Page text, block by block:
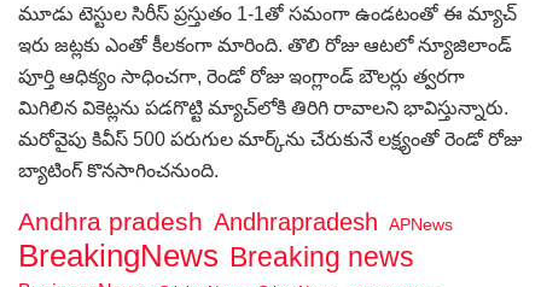
మూడు టెస్టుల సిరీస్ ప్రస్తుతం 1-1తో సమంగా ఉండటంతో ఈ మ్యాచ్
ఇరు జట్లకు ఎంతో కీలకంగా మారింది. తొలి రోజు ఆటలో న్యూజిలాండ్
పూర్తి ఆధిక్యం సాధించగా, రెండో రోజు ఇంగ్లాండ్ బౌలర్లు త్వరగా
మిగిలిన వికెట్లను పడగొట్టి మ్యాచ్‌లోకి తిరిగి రావాలని భావిస్తున్నారు.
మరోవైపు కివీస్ 500 పరుగుల మార్క్‌ను చేరుకునే లక్ష్యంతో రెండో రోజు
బ్యాటింగ్ కొనసాగించనుంది.
Andhra pradesh Andhrapradesh APNews
BreakingNews Breaking news